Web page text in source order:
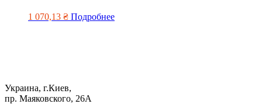
1 070,13 ₴ Подробнее
Украина, г.Киев,
пр. Маяковского, 26А